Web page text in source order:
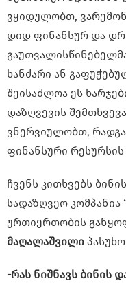
ვყიდულობთ,
დიდ ფინანსურ და
ხანძარი ან
შეისაძლოა ეს
დაზღვევის
ვნერვიულობთ,
ფინანსური
ჩვენს კითხვებს
სადაზღვეო კომპანია
ურთიერთობის
მაღალაშვილი
-რას ნიშნავს ბინის